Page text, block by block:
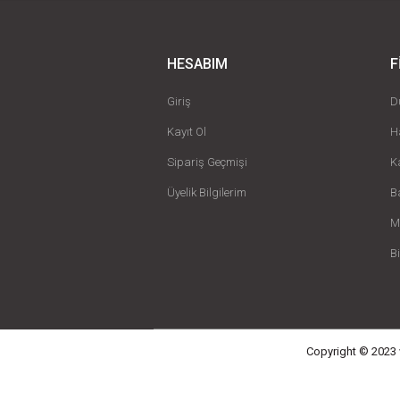
HESABIM
Giriş
Kayıt Ol
Sipariş Geçmişi
Üyelik Bilgilerim
Copyright © 2023